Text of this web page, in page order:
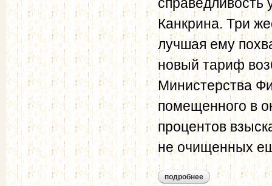
Канкрина. Три
лучшая ему
новый тариф
Министерства
помещенного в
процентов
не очищенных
подробнее о обозрение